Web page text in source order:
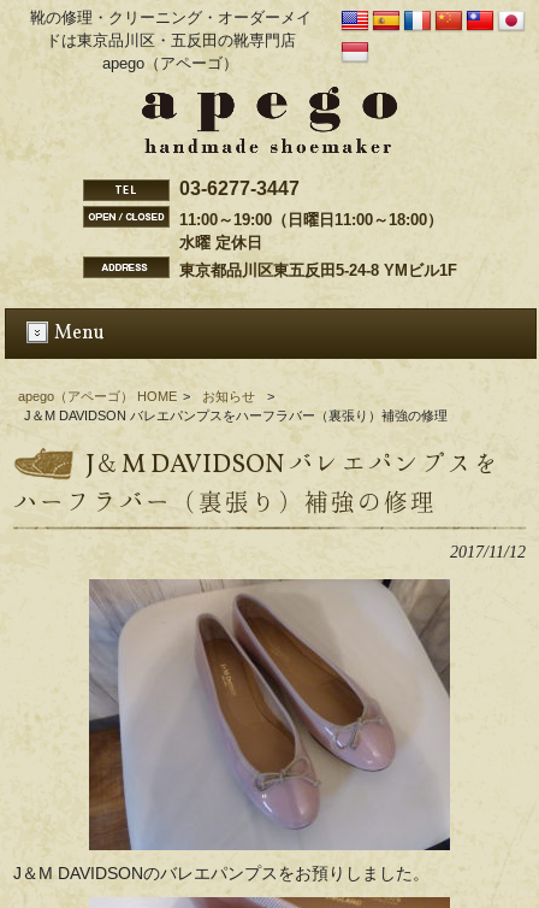
靴の修理・クリーニング・オーダーメイ
ドは東京品川区・五反田の靴専門店
apego（アペーゴ）
03-6277-3447
11:00～19:00（日曜日11:00～18:00）
水曜 定休日
東京都品川区東五反田5-24-8 YMビル1F
Menu
apego（アペーゴ） HOME > お知らせ
>
J＆M DAVIDSON バレエパンプスをハーフラバー（裏張り）補強の修理
J＆M DAVIDSON バレエパンプスを
ハーフラバー（裏張り）補強の修理
2017/11/12
J＆M DAVIDSONのバレエパンプスをお預りしました。